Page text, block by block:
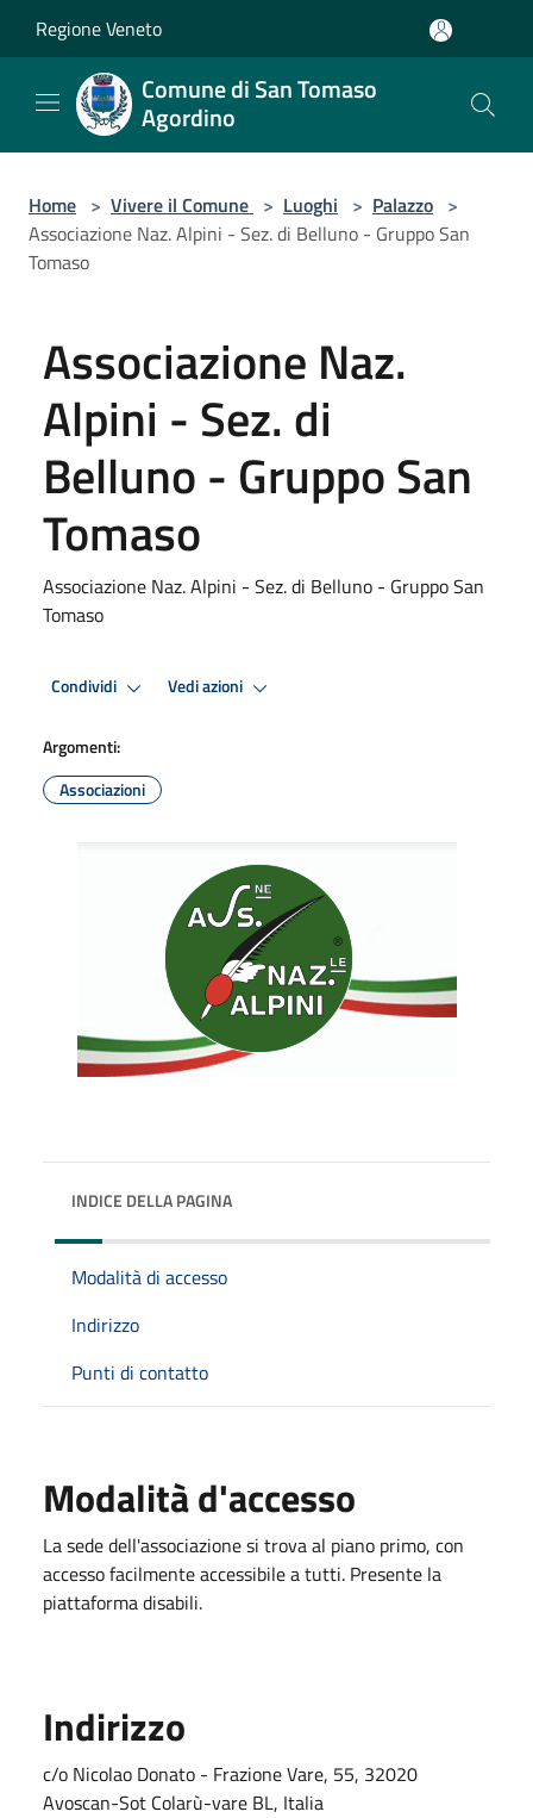
Regione Veneto
Comune di San Tomaso
Agordino
Home > Vivere il Comune > Luoghi > Palazzo >
Associazione Naz. Alpini - Sez. di Belluno - Gruppo San
Tomaso
Associazione Naz.
Alpini - Sez. di
Belluno - Gruppo San
Tomaso
Associazione Naz. Alpini - Sez. di Belluno - Gruppo San
Tomaso
Condividi Vedi azioni
Argomenti:
Associazioni
INDICE DELLA PAGINA
Modalità di accesso
Indirizzo
Punti di contatto
Modalità d'accesso
La sede dell'associazione si trova al piano primo, con
accesso facilmente accessibile a tutti. Presente la
piattaforma disabili.
Indirizzo
c/o Nicolao Donato - Frazione Vare, 55, 32020
Avoscan-Sot Colarù-vare BL, Italia